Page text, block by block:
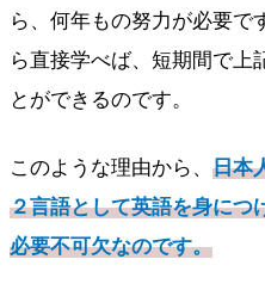
ら、何年もの努力が必要で
ら直接学べば、短期間で上
とができるのです。
このような理由から、 日本
２言語として英語を身につ
必要不可欠なのです。